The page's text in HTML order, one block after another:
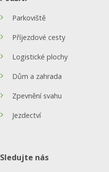
Parkoviště
Příjezdové cesty
Logistické plochy
Dům a zahrada
Zpevnění svahu
Jezdectví
Sledujte nás